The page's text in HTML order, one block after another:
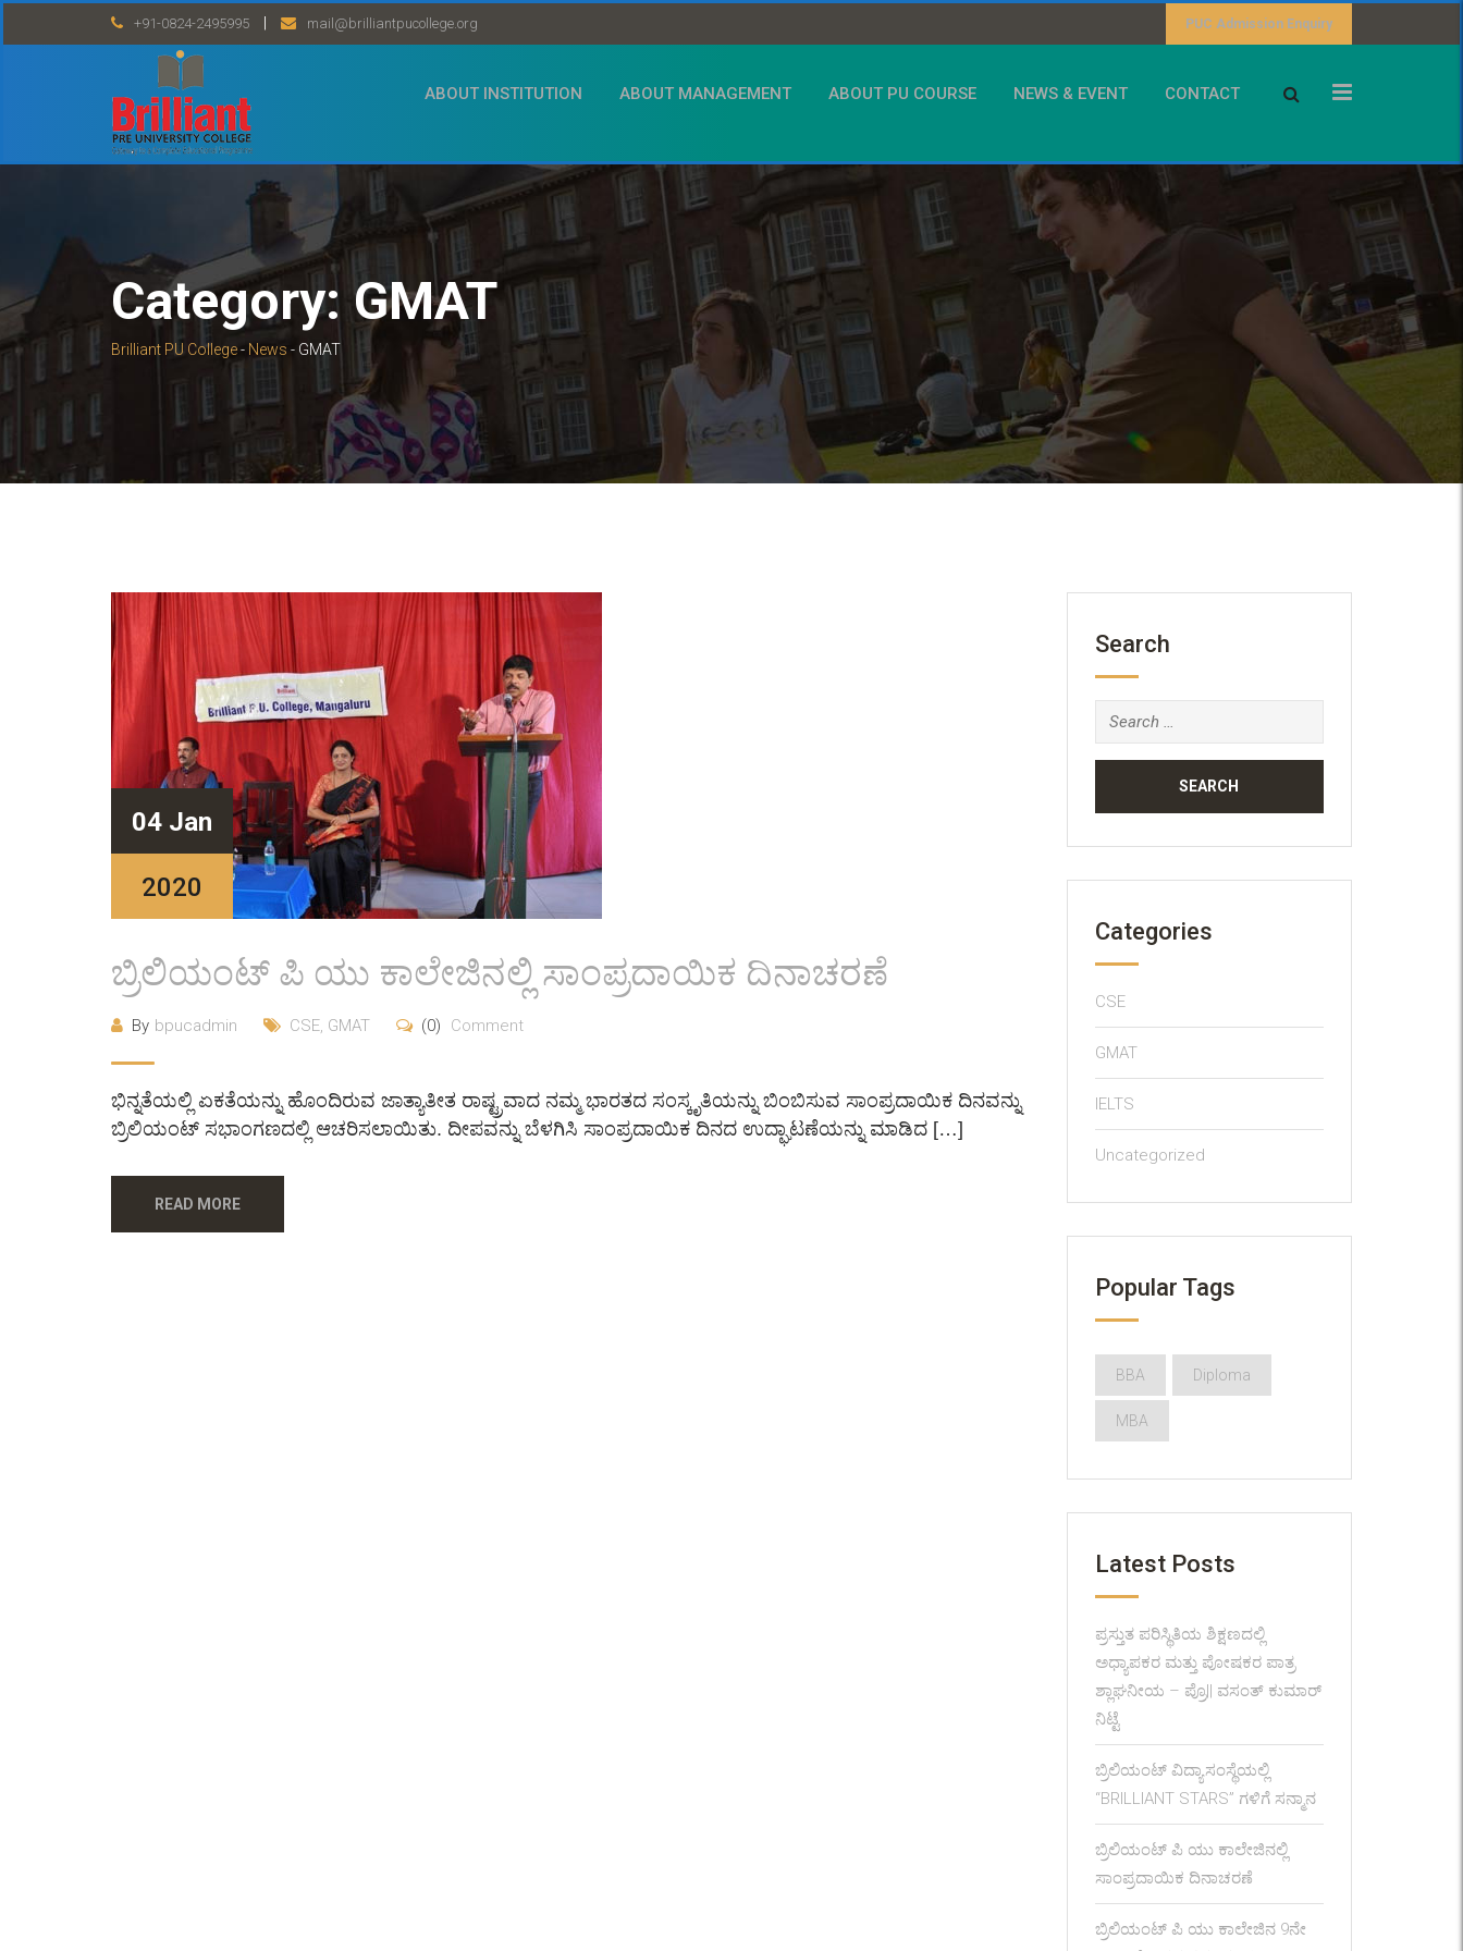
to
+91-0824-2495995 | mail@brilliantpucollege.org PUC Admission Enquiry
ABOUT INSTITUTION ABOUT MANAGEMENT ABOUT PU COURSE NEWS & EVENT CONTACT
Category: GMAT
Brilliant PU College- News - GMAT
04 Jan
2020
ಬ್ರಿಲಿಯಂಟ್ ಪಿ ಯು ಕಾಲೇಜಿನಲ್ಲಿ ಸಾಂಪ್ರದಾಯಿಕ ದಿನಾಚರಣೆ
By bpucadmin CSE, GMAT (0) Comment
ಭಿನ್ನತೆಯಲ್ಲಿ ಏಕತೆಯನ್ನು ಹೊಂದಿರುವ ಜಾತ್ಯಾತೀತ ರಾಷ್ಟ್ರವಾದ ನಮ್ಮ ಭಾರತದ ಸಂಸ್ಕೃತಿಯನ್ನು ಬಿಂಬಿಸುವ ಸಾಂಪ್ರದಾಯಿಕ ದಿನವನ್ನು
ಬ್ರಿಲಿಯಂಟ್ ಸಭಾಂಗಣದಲ್ಲಿ ಆಚರಿಸಲಾಯಿತು. ದೀಪವನ್ನು ಬೆಳಗಿಸಿ ಸಾಂಪ್ರದಾಯಿಕ ದಿನದ ಉದ್ಘಾಟಣೆಯನ್ನು ಮಾಡಿದ […]
READ MORE
Search
Search
for:
Categories
CSE
GMAT
IELTS
Uncategorized
Popular Tags
BBA Diploma
MBA
Latest Posts
ಪ್ರಸ್ತುತ ಪರಿಸ್ಥಿತಿಯ ಶಿಕ್ಷಣದಲ್ಲಿ
ಅಧ್ಯಾಪಕರ ಮತ್ತು ಪೋಷಕರ ಪಾತ್ರ
ಶ್ಲಾಘನೀಯ – ಪ್ರೊ|| ವಸಂತ್ ಕುಮಾರ್
ನಿಟ್ಟೆ
ಬ್ರಿಲಿಯಂಟ್ ವಿದ್ಯಾಸಂಸ್ಥೆಯಲ್ಲಿ
“BRILLIANT STARS” ಗಳಿಗೆ ಸನ್ಮಾನ
ಬ್ರಿಲಿಯಂಟ್ ಪಿ ಯು ಕಾಲೇಜಿನಲ್ಲಿ
ಸಾಂಪ್ರದಾಯಿಕ ದಿನಾಚರಣೆ
ಬ್ರಿಲಿಯಂಟ್ ಪಿ ಯು ಕಾಲೇಜಿನ 9ನೇ